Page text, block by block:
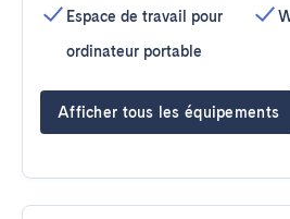
Espace de travail pour
ordinateur portable
Afficher tous les équipements